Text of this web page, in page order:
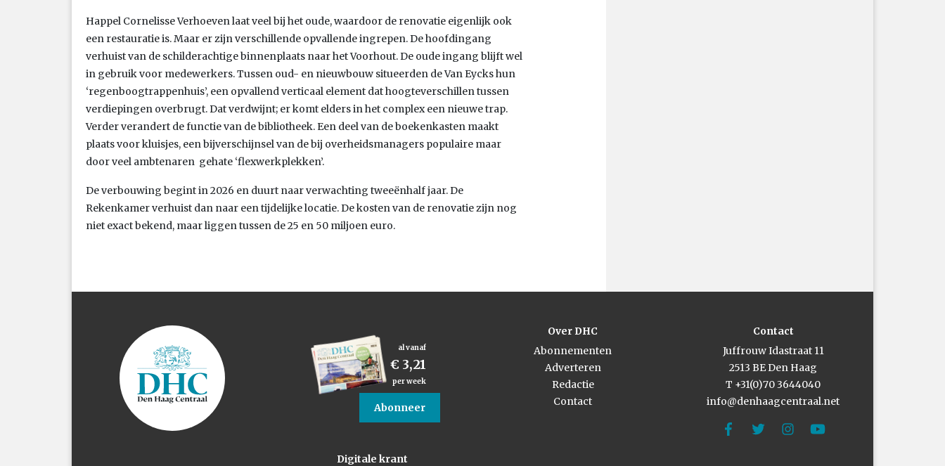
Happel Cornelisse Verhoeven laat veel bij het oude, waardoor de renovatie eigenlijk ook
een restauratie is. Maar er zijn verschillende opvallende ingrepen. De hoofdingang
verhuist van de schilderachtige binnenplaats naar het Voorhout. De oude ingang blijft wel
in gebruik voor medewerkers. Tussen oud- en nieuwbouw situeerden de Van Eycks hun
‘regenboogtrappenhuis’, een opvallend verticaal element dat hoogteverschillen tussen
verdiepingen overbrugt. Dat verdwijnt; er komt elders in het complex een nieuwe trap.
Verder verandert de functie van de bibliotheek. Een deel van de boekenkasten maakt
plaats voor kluisjes, een bijverschijnsel van de bij overheidsmanagers populaire maar
door veel ambtenaren gehate ‘flexwerkplekken’.
De verbouwing begint in 2026 en duurt naar verwachting tweeënhalf jaar. De
Rekenkamer verhuist dan naar een tijdelijke locatie. De kosten van de renovatie zijn nog
niet exact bekend, maar liggen tussen de 25 en 50 miljoen euro.
al vanaf
€ 3,21
per week
Abonneer
Digitale krant
Over DHC
Abonnementen
Adverteren
Redactie
Contact
Contact
Juffrouw Idastraat 11
2513 BE Den Haag
T +31(0)70 3644040
info@denhaagcentraal.net